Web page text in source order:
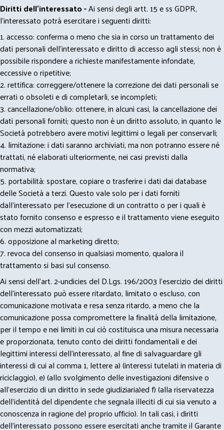
Diritti dell’interessato -Ai sensi degli artt. 15 e ss GDPR,
l’interessato potrà esercitare i seguenti diritti:
1. accesso: conferma o meno che sia in corso un trattamento dei
dati personali dell’interessato e diritto di accesso agli stessi; non è
possibile rispondere a richieste manifestamente infondate,
eccessive o ripetitive;
2. rettifica: correggere/ottenere la correzione dei dati personali se
errati o obsoleti e di completarli, se incompleti;
3. cancellazione/oblio: ottenere, in alcuni casi, la cancellazione dei
dati personali forniti; questo non è un diritto assoluto, in quanto le
Società potrebbero avere motivi legittimi o legali per conservarli;
4. limitazione: i dati saranno archiviati, ma non potranno essere né
trattati, né elaborati ulteriormente, nei casi previsti dalla
normativa;
5. portabilità: spostare, copiare o trasferire i dati dai database
delle Società a terzi. Questo vale solo per i dati forniti
dall’interessato per l’esecuzione di un contratto o per i quali è
stato fornito consenso e espresso e il trattamento viene eseguito
con mezzi automatizzati;
6. opposizione al marketing diretto;
7. revoca del consenso in qualsiasi momento, qualora il
trattamento si basi sul consenso.
Ai sensi dell’art. 2-undicies del D.Lgs. 196/2003 l’esercizio dei diritti
dell’interessato può essere ritardato, limitato o escluso, con
comunicazione motivata e resa senza ritardo, a meno che la
comunicazione possa compromettere la finalità della limitazione,
per il tempo e nei limiti in cui ciò costituisca una misura necessaria
e proporzionata, tenuto conto dei diritti fondamentali e dei
legittimi interessi dell’interessato, al fine di salvaguardare gli
interessi di cui al comma 1, lettere a) (interessi tutelati in materia di
riciclaggio), e) (allo svolgimento delle investigazioni difensive o
all’esercizio di un diritto in sede giudiziaria)ed f) (alla riservatezza
dell’identità del dipendente che segnala illeciti di cui sia venuto a
conoscenza in ragione del proprio ufficio). In tali casi, i diritti
dell’interessato possono essere esercitati anche tramite il Garante